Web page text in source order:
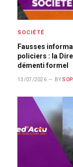
SOCIÉTÉ
Fausses
policiers : la
démenti formel
13/07/2026 BY